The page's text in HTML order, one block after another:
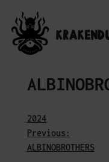
Skip
to
content
2024
Previous:
ALBINOBROTHERS